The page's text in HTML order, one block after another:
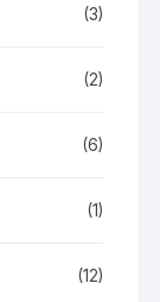
(3)
(2)
(6)
(1)
(12)